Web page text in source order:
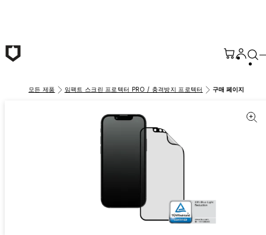
모든 제품 임팩트 스크린 프로텍터 PRO / 충격방지 프로텍터 구매 페이지